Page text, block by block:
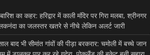
का कहर: हरिद्वार में काली मंदिर पर गिरा मलबा, श्रीनगर
का जलस्तर खतरे से नीचे लेकिन अलर्ट जारी
बाद भी सीमांत गांवों की पीड़ा बरकरार: चमोली में बच्चे जान